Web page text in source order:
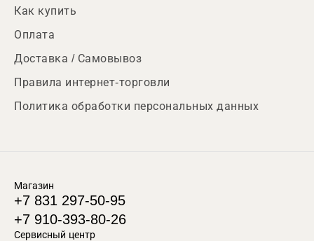
Как купить
Оплата
Доставка / Самовывоз
Правила интернет-торговли
Политика обработки персональных данных
Магазин
+7 831 297-50-95
+7 910-393-80-26
Сервисный центр